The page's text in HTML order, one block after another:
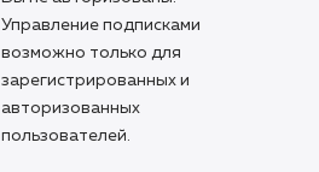
Управление подписками
возможно только для
зарегистрированных и
авторизованных
пользователей.